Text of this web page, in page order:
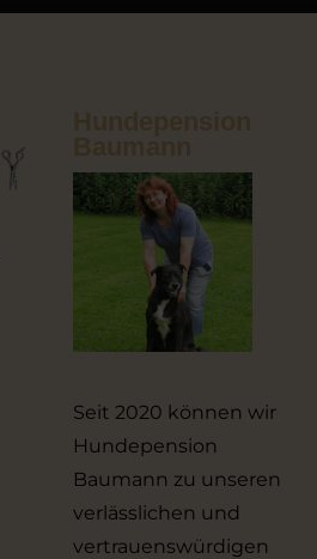
Seit 2020 können wir
Hundepension
Baumann zu unseren
verlässlichen und
vertrauenswürdigen